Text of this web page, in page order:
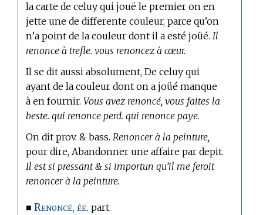
la carte de celuy qui jouë le premier on en
jette une de differente couleur, parce qu’on
n’a point de la couleur dont il a esté joüé.Il
renonce à trefle. vous renoncez à cœur.
Il se dit aussi absolument, De celuy qui
ayant de la couleur dont on a joüé manque
à en fournir.Vous avez renoncé, vous faites la
beste. qui renonce perd. qui renonce paye.
On dit prov. & bass. Renoncer à la peinture,
pour dire, Abandonner une affaire par depit.
Il est si pressant & si importun qu’il me feroit
renoncer à la peinture.
■Renoncé, ée. part.